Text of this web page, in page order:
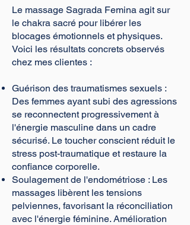
Le massage Sagrada Femina agit sur
le chakra sacré pour libérer les
blocages émotionnels et physiques.
Voici les résultats concrets observés
chez mes clientes :
Guérison des traumatismes sexuels :
Des femmes ayant subi des agressions
se reconnectent progressivement à
l'énergie masculine dans un cadre
sécurisé. Le toucher conscient réduit le
stress post-traumatique et restaure la
confiance corporelle.
Soulagement de l'endométriose : Les
massages libèrent les tensions
pelviennes, favorisant la réconciliation
avec l'énergie féminine. Amélioration